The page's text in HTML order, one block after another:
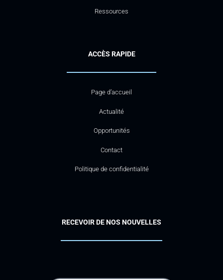
Ressources
ACCÈS RAPIDE
Page d’accueil
Actualité
Opportunités
Contact
Politique de confidentialité
RECEVOIR DE NOS NOUVELLES